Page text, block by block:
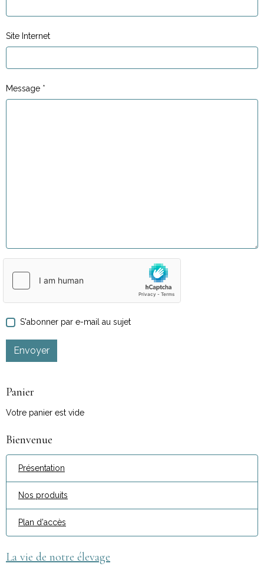
Site Internet
Message
S'abonner par e-mail au sujet
Envoyer
Panier
Votre panier est vide
Bienvenue
Présentation
Nos produits
Plan d'accès
La vie de notre élevage